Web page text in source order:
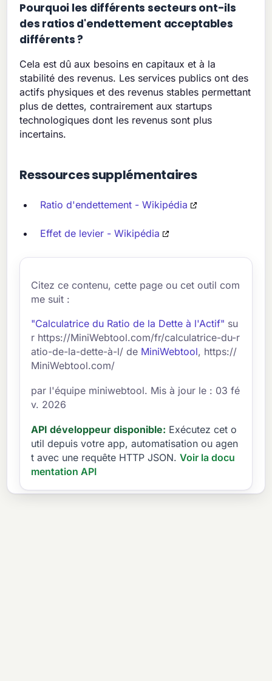
Pourquoi les différents secteurs ont-ils
des ratios d'endettement acceptables
différents ?
Cela est dû aux besoins en capitaux et à la
stabilité des revenus. Les services publics ont des
actifs physiques et des revenus stables permettant
plus de dettes, contrairement aux startups
technologiques dont les revenus sont plus
incertains.
Ressources supplémentaires
Ratio d'endettement - Wikipédia
Effet de levier - Wikipédia
Citez ce contenu, cette page ou cet outil com
me suit :
"Calculatrice du Ratio de la Dette à l'Actif" su
r https://MiniWebtool.com/fr/calculatrice-du-r
atio-de-la-dette-à-l/ de MiniWebtool, https://
MiniWebtool.com/
par l'équipe miniwebtool. Mis à jour le : 03 fé
v. 2026
API développeur disponible: Exécutez cet o
util depuis votre app, automatisation ou agen
t avec une requête HTTP JSON. Voir la docu
mentation API